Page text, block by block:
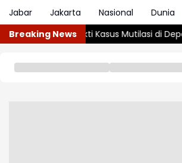
Jabar
Jakarta Nasional Dunia
Breaking News
di Depok Jutaan Obat Terlarang dan